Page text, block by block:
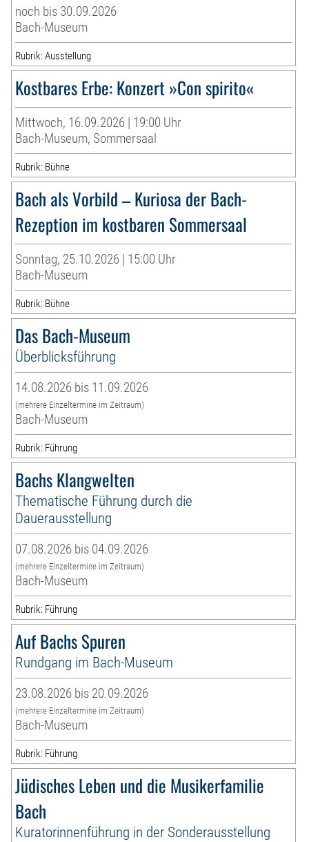
noch bis 30.09.2026
Bach-Museum
Rubrik: Ausstellung
Kostbares Erbe: Konzert »Con spirito«
Mittwoch, 16.09.2026 | 19:00 Uhr
Bach-Museum, Sommersaal
Rubrik: Bühne
Bach als Vorbild – Kuriosa der Bach-
Rezeption im kostbaren Sommersaal
Sonntag, 25.10.2026 | 15:00 Uhr
Bach-Museum
Rubrik: Bühne
Das Bach-Museum
Überblicksführung
14.08.2026 bis 11.09.2026
(mehrere Einzeltermine im Zeitraum)
Bach-Museum
Rubrik: Führung
Bachs Klangwelten
Thematische Führung durch die
Dauerausstellung
07.08.2026 bis 04.09.2026
(mehrere Einzeltermine im Zeitraum)
Bach-Museum
Rubrik: Führung
Auf Bachs Spuren
Rundgang im Bach-Museum
23.08.2026 bis 20.09.2026
(mehrere Einzeltermine im Zeitraum)
Bach-Museum
Rubrik: Führung
Jüdisches Leben und die Musikerfamilie
Bach
Kuratorinnenführung in der Sonderausstellung